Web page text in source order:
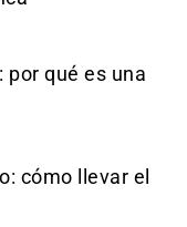
por qué es una
cómo llevar el